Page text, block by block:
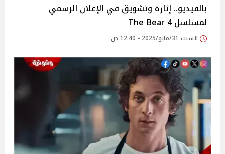
بالفيديو.. إثارة وتشويق في الإعلان الرسمي
لمسلسل 4 The Bear
السبت 31/مايو/2025 - 12:40 ص